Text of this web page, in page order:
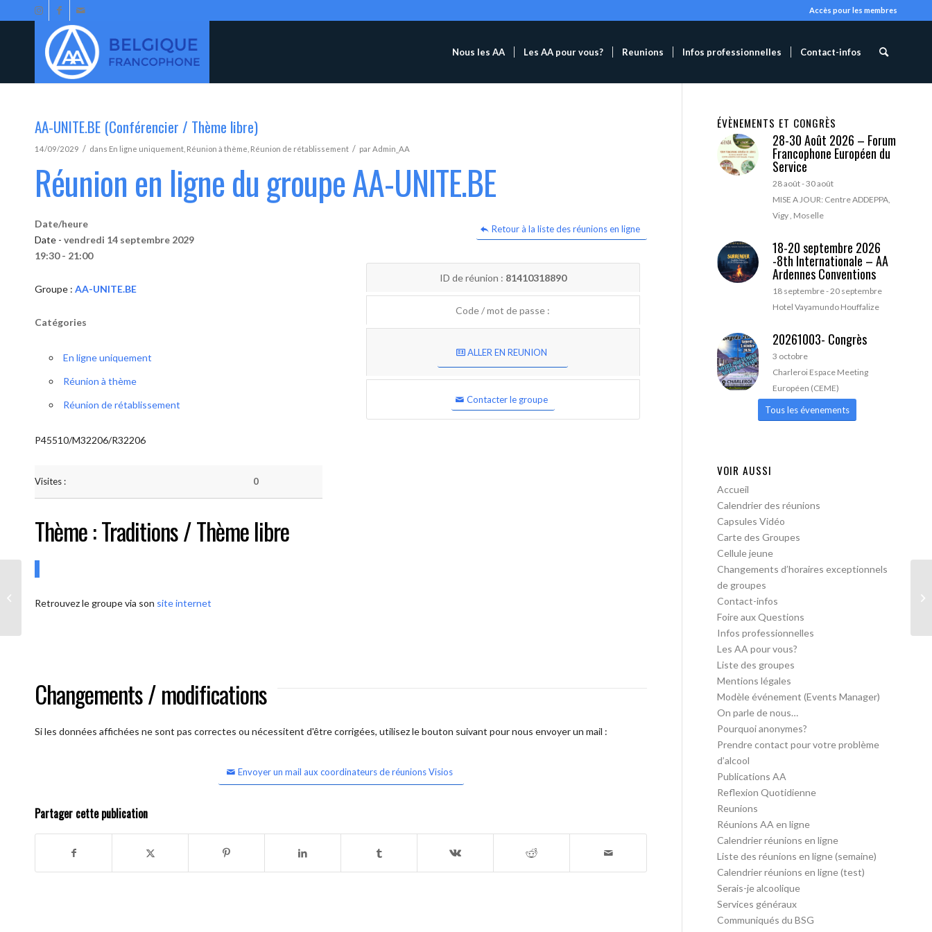
Accès pour les membres
Nous les AA Les AA pour vous? Reunions Infos professionnelles Contact-infos
AA-UNITE.BE (Conférencier / Thème libre)
14/09/2029 / dans En ligne uniquement Réunion à thème Réunion de rétablissement / parAdmin_AA
Réunion en ligne du groupe AA-UNITE.BE
Retour à la liste des réunions en ligne
Date/heure
Date - vendredi 14 septembre 2029
19:30 - 21:00
Groupe : AA-UNITE.BE
Catégories
En ligne uniquement
Réunion à thème
Réunion de rétablissement
P45510/M32206/R32206
Visites : 0
ID de réunion : 81410318890
Code / mot de passe :
ALLER EN REUNION
Contacter le groupe
Thème : Traditions / Thème libre
Retrouvez le groupe via son site internet
Changements / modifications
Si les données affichées ne sont pas correctes ou nécessitent d'être corrigées, utilisez le bouton suivant pour nous envoyer un mail :
Envoyer un mail aux coordinateurs de réunions Visios
Partager cette publication
ÉVÈNEMENTS ET CONGRÈS
28-30 Août 2026 – Forum
Francophone Européen du
Service
28 août-30 août
MISE A JOUR: Centre ADDEPPA,
Vigy , Moselle
18-20 septembre 2026
-8th Internationale – AA
Ardennes Conventions
18 septembre-20 septembre
Hotel Vayamundo Houffalize
20261003- Congrès
3 octobre
Charleroi Espace Meeting
Européen (CEME)
Tous les évenements
VOIR AUSSI
Accueil
Calendrier des réunions
Capsules Vidéo
Carte des Groupes
Cellule jeune
Changements d’horaires exceptionnels
de groupes
Contact-infos
Foire aux Questions
Infos professionnelles
Les AA pour vous?
Liste des groupes
Mentions légales
Modèle événement (Events Manager)
On parle de nous…
Pourquoi anonymes?
Prendre contact pour votre problème
d’alcool
Publications AA
Reflexion Quotidienne
Reunions
Réunions AA en ligne
Calendrier réunions en ligne
Liste des réunions en ligne (semaine)
Calendrier réunions en ligne (test)
Serais-je alcoolique
Services généraux
Communiqués du BSG
libre)